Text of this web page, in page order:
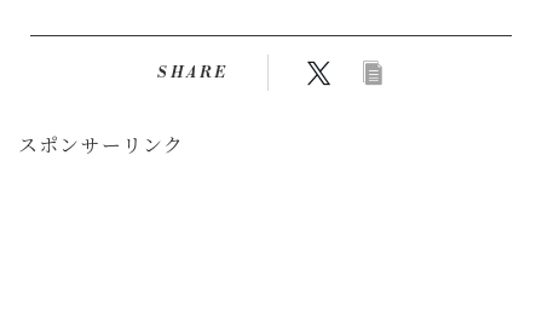
SHARE
スポンサーリンク